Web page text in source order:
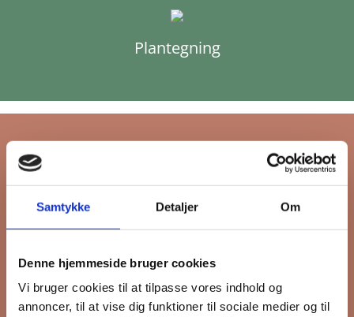
Samtykke Detaljer Om
Denne hjemmeside bruger cookies
Vi bruger cookies til at tilpasse vores indhold og
annoncer, til at vise dig funktioner til sociale medier og til
Plantegning
Tilmeld dig FB
nyhedsbrev